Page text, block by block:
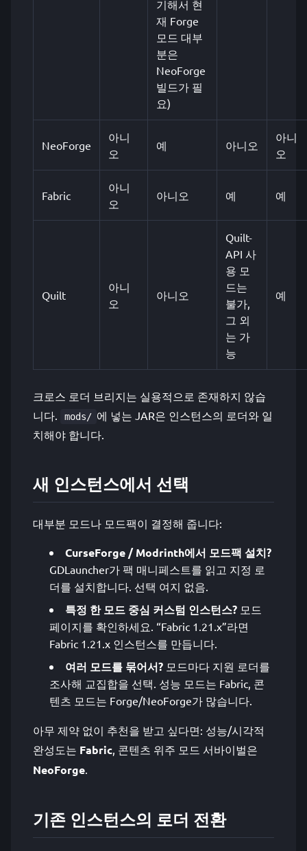
기해서 현
재 Forge
모드 대부
분은
NeoForge
빌드가 필
요)
NeoForge
아니
오
예 아니오
아니
오
Fabric
아니
오
아니오 예 예
Quilt
아니
오
아니오
Quilt-
API 사
용 모
드는
불가,
그 외
는 가
능
예
크로스 로더 브리지는 실용적으로 존재하지 않습
니다.
mods/ 에 넣는 JAR은 인스턴스의 로더와 일
치해야 합니다.
새 인스턴스에서 선택
대부분 모드나 모드팩이 결정해 줍니다:
CurseForge / Modrinth에서 모드팩 설치?
GDLauncher가 팩 매니페스트를 읽고 지정 로
더를 설치합니다. 선택 여지 없음.
특정 한 모드 중심 커스텀 인스턴스? 모드
페이지를 확인하세요. “Fabric 1.21.x”라면
Fabric 1.21.x 인스턴스를 만듭니다.
여러 모드를 묶어서? 모드마다 지원 로더를
조사해 교집합을 선택. 성능 모드는 Fabric, 콘
텐츠 모드는 Forge/NeoForge가 많습니다.
아무 제약 없이 추천을 받고 싶다면: 성능/시각적
완성도는 Fabric, 콘텐츠 위주 모드 서바이벌은
NeoForge.
기존 인스턴스의 로더 전환